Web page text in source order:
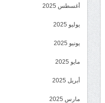
أغسطس 2025
يوليو 2025
يونيو 2025
مايو 2025
أبريل 2025
مارس 2025